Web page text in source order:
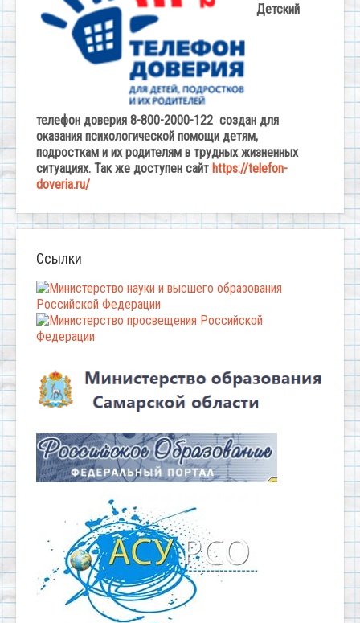
Детский
телефон доверия 8-800-2000-122 создан для
оказания психологической помощи детям,
подросткам и их родителям в трудных жизненных
ситуациях. Так же доступен сайт https://telefon-
doveria.ru/
Ссылки